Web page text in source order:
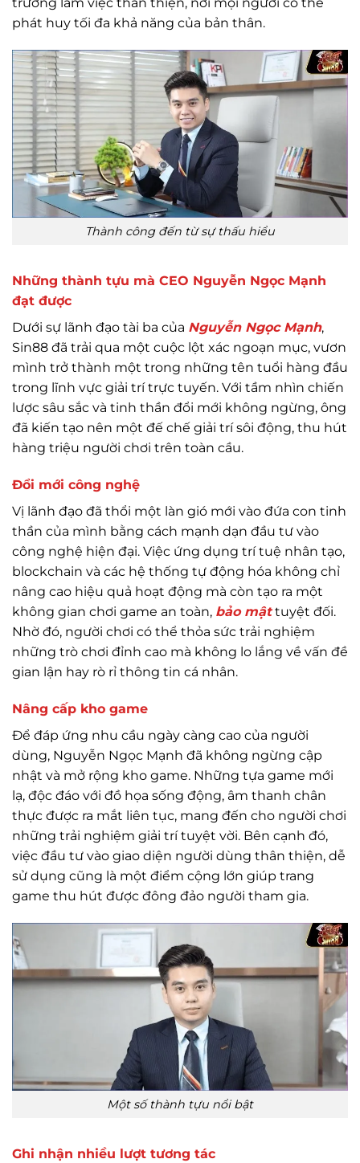
phát huy tối đa khả năng của bản thân.
Thành công đến từ sự thấu hiểu
Những thành tựu mà CEO Nguyễn Ngọc Mạnh
đạt được
Dưới sự lãnh đạo tài ba của Nguyễn Ngọc Mạnh,
Sin88 đã trải qua một cuộc lột xác ngoạn mục, vươn
mình trở thành một trong những tên tuổi hàng đầu
trong lĩnh vực giải trí trực tuyến. Với tầm nhìn chiến
lược sâu sắc và tinh thần đổi mới không ngừng, ông
đã kiến tạo nên một đế chế giải trí sôi động, thu hút
hàng triệu người chơi trên toàn cầu.
Đổi mới công nghệ
Vị lãnh đạo đã thổi một làn gió mới vào đứa con tinh
thần của mình bằng cách mạnh dạn đầu tư vào
công nghệ hiện đại. Việc ứng dụng trí tuệ nhân tạo,
blockchain và các hệ thống tự động hóa không chỉ
nâng cao hiệu quả hoạt động mà còn tạo ra một
không gian chơi game an toàn, bảo mậttuyệt đối.
Nhờ đó, người chơi có thể thỏa sức trải nghiệm
những trò chơi đỉnh cao mà không lo lắng về vấn đề
gian lận hay rò rỉ thông tin cá nhân.
Nâng cấp kho game
Để đáp ứng nhu cầu ngày càng cao của người
dùng, Nguyễn Ngọc Mạnh đã không ngừng cập
nhật và mở rộng kho game. Những tựa game mới
lạ, độc đáo với đồ họa sống động, âm thanh chân
thực được ra mắt liên tục, mang đến cho người chơi
những trải nghiệm giải trí tuyệt vời. Bên cạnh đó,
việc đầu tư vào giao diện người dùng thân thiện, dễ
sử dụng cũng là một điểm cộng lớn giúp trang
game thu hút được đông đảo người tham gia.
Một số thành tựu nổi bật
Ghi nhận nhiều lượt tương tác